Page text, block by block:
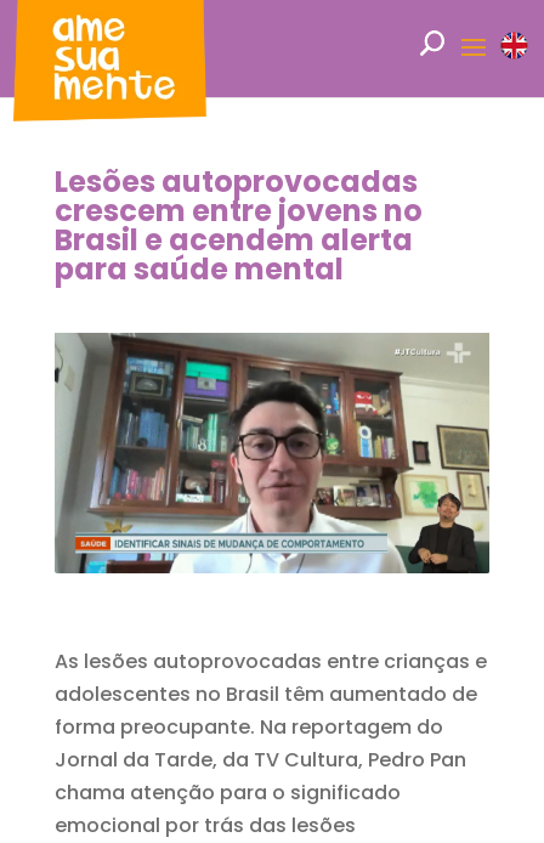
Lesões autoprovocadas
crescem entre jovens no
Brasil e acendem alerta
para saúde mental
As lesões autoprovocadas entre crianças e
adolescentes no Brasil têm aumentado de
forma preocupante. Na reportagem do
Jornal da Tarde, da TV Cultura, Pedro Pan
chama atenção para o significado
emocional por trás das lesões